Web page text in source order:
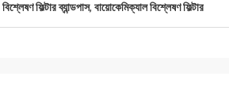
বিশ্লেষণ ফিল্টার ব্যান্ডপাস, বায়োকেমিক্যাল বিশ্লেষণ ফিল্টার